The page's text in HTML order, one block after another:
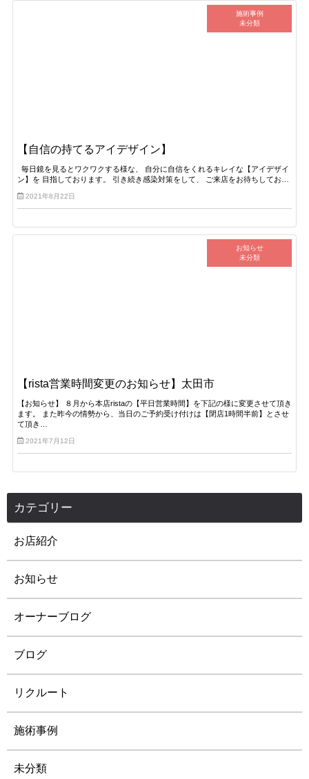
施術事例
未分類
【自信の持てるアイデザイン】
毎日鏡を見るとワクワクする様な、 自分に自信をくれるキレイな【アイデザイ
ン】を 目指しております。 引き続き感染対策をして、 ご来店をお待ちしてお…
2021年8月22日
お知らせ
未分類
【rista営業時間変更のお知らせ】太田市
【お知らせ】 ８月から本店ristaの【平日営業時間】を下記の様に変更させて頂き
ます。 また昨今の情勢から、当日のご予約受け付けは【閉店1時間半前】とさせ
て頂き…
2021年7月12日
カテゴリー
お店紹介
お知らせ
オーナーブログ
ブログ
リクルート
施術事例
未分類